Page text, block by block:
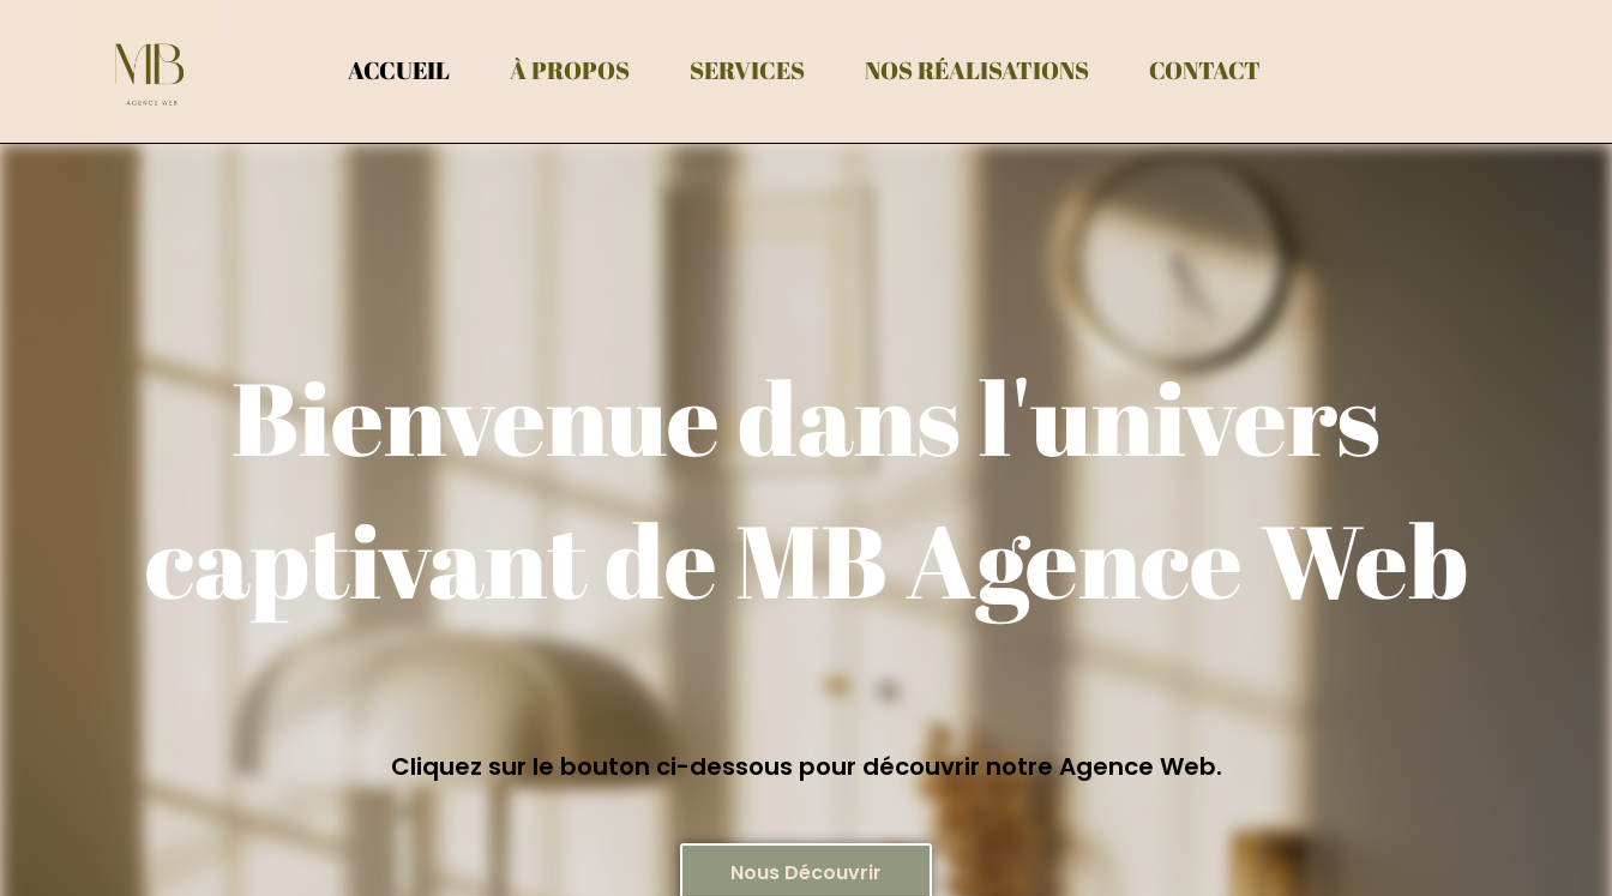
ACCUEIL À PROPOS SERVICES NOS RÉALISATIONS CONTACT
Bienvenue dans l'univers
captivant de MB Agence Web
Cliquez sur le bouton ci-dessous pour découvrir notre Agence Web.
Nous Découvrir